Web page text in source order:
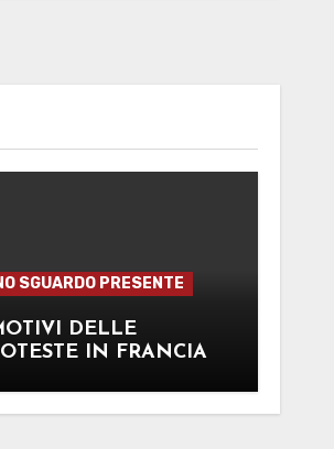
SGUARDO PRESENTE
DELLE
IN FRANCIA